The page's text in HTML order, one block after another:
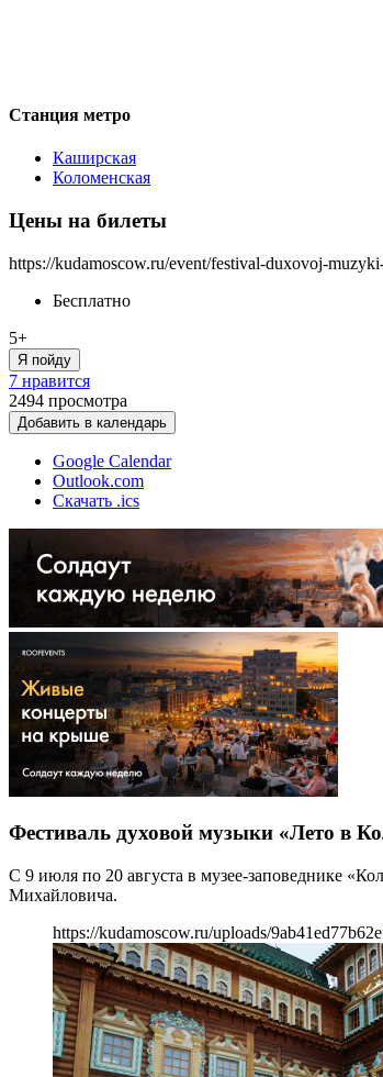
Станция метро
Каширская
Коломенская
Цены на билеты
https://kudamoscow.ru/event/festival-duxovoj-
Бесплатно
5+
Я пойду
7 нравится
2494 просмотра
Добавить в календарь
Google Calendar
Outlook.com
Скачать .ics
Фестиваль духовой музыки «Лето в
С 9 июля по 20 августа в музее-заповеднике
Михайловича.
https://kudamoscow.ru/uploads/